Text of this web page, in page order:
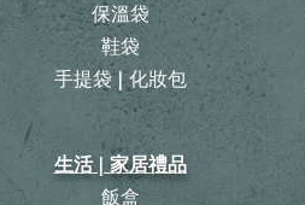
保溫袋
鞋袋
手提袋 | 化妝包
生活 | 家居禮品
飯盒